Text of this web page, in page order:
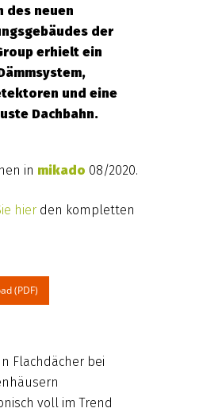
des neuen
der
erhielt ein
und eine
Dachbahn.
in mikado 08/2020.
hier den kompletten
(PDF)
Flachdächer bei
voll im Trend